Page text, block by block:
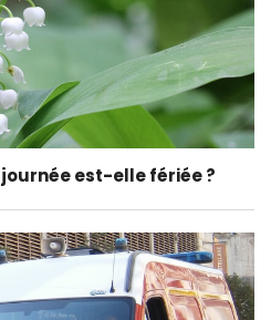
est-elle fériée ?